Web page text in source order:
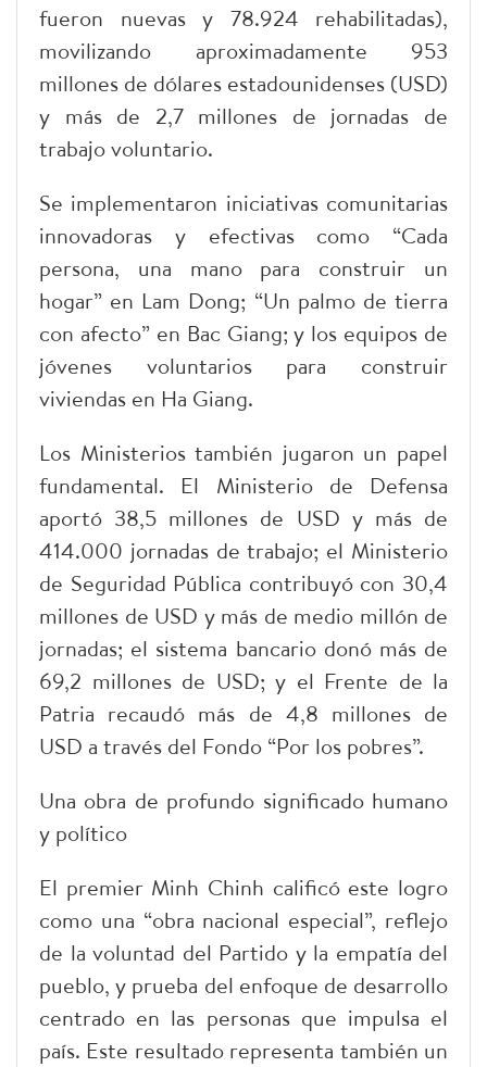
fueron nuevas y 78.924 rehabilitadas),
movilizando aproximadamente 953
millones de dólares estadounidenses (USD)
y más de 2,7 millones de jornadas de
trabajo voluntario.
Se implementaron iniciativas comunitarias
innovadoras y efectivas como “Cada
persona, una mano para construir un
hogar” en Lam Dong; “Un palmo de tierra
con afecto” en Bac Giang; y los equipos de
jóvenes voluntarios para construir
viviendas en Ha Giang.
Los Ministerios también jugaron un papel
fundamental. El Ministerio de Defensa
aportó 38,5 millones de USD y más de
414.000 jornadas de trabajo; el Ministerio
de Seguridad Pública contribuyó con 30,4
millones de USD y más de medio millón de
jornadas; el sistema bancario donó más de
69,2 millones de USD; y el Frente de la
Patria recaudó más de 4,8 millones de
USD a través del Fondo “Por los pobres”.
Una obra de profundo significado humano
y político
El premier Minh Chinh calificó este logro
como una “obra nacional especial”, reflejo
de la voluntad del Partido y la empatía del
pueblo, y prueba del enfoque de desarrollo
centrado en las personas que impulsa el
país. Este resultado representa también un